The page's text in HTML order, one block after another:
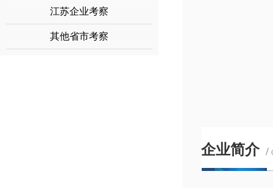
江苏企业考察
其他省市考察
企业简介 /